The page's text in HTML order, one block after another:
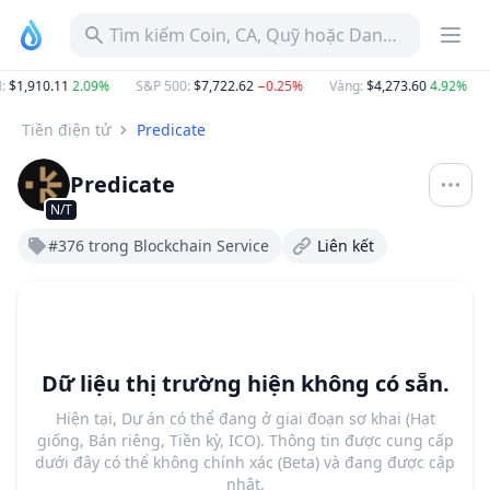
Tìm kiếm Coin, CA, Quỹ hoặc Danh mục
$1,910.11 2.09% S&P 500:$7,722.62−0.25% Vàng:$4,273.604.92%
Tiền điện tử Predicate
N/T
Predicate
#376 trong Blockchain Service Liên kết
Dữ liệu thị trường hiện không có sẵn.
Hiện tại, Dự án có thể đang ở giai đoạn sơ khai (Hạt
giống, Bán riêng, Tiền kỳ, ICO). Thông tin được cung cấp
dưới đây có thể không chính xác (Beta) và đang được cập
nhật.